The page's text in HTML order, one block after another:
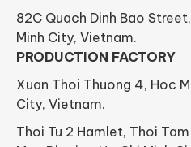
82C Quach Dinh Bao
Minh City, Vietnam.
PRODUCTION FACTORY
Xuan Thoi Thuong 4, Hoc
City, Vietnam.
Thoi Tu 2 Hamlet, Thoi